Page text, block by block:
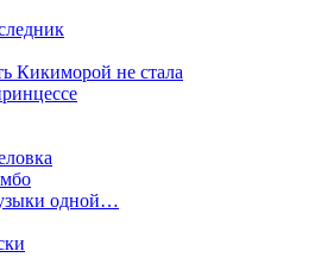
Кикиморой не стала
одной…